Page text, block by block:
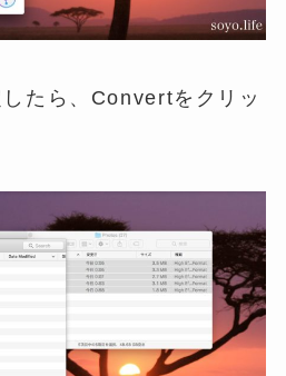
たら、Convertをクリッ